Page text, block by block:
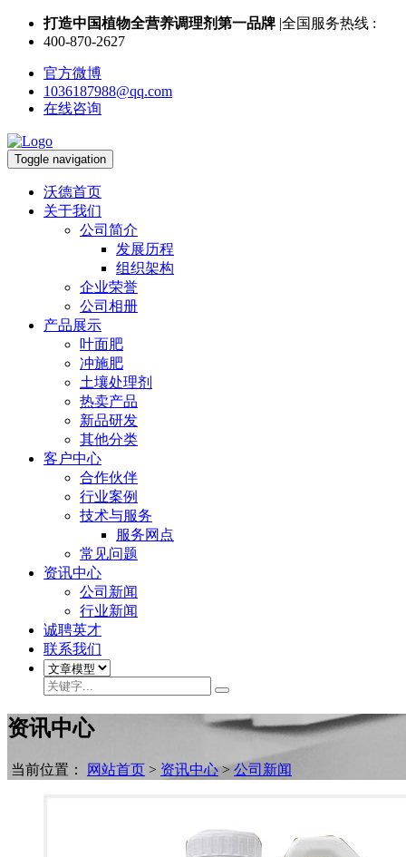
打造中国植物全营养调理剂第一品牌 |全国服务热线 :
400-870-2627
官方微博
1036187988@qq.com
在线咨询
Toggle navigation
沃德首页
关于我们
公司简介
发展历程
组织架构
企业荣誉
公司相册
产品展示
叶面肥
冲施肥
土壤处理剂
热卖产品
新品研发
其他分类
客户中心
合作伙伴
行业案例
技术与服务
服务网点
常见问题
资讯中心
公司新闻
行业新闻
诚聘英才
联系我们
资讯中心
当前位置： 网站首页 > 资讯中心> 公司新闻